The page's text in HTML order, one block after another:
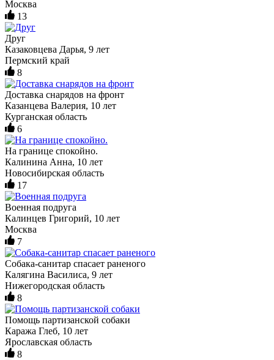
Москва
13
Друг
Казаковцева Дарья, 9 лет
Пермский край
8
Доставка снарядов на фронт
Казанцева Валерия, 10 лет
Курганская область
6
На границе спокойно.
Калинина Анна, 10 лет
Новосибирская область
17
Военная подруга
Калинцев Григорий, 10 лет
Москва
7
Собака-санитар спасает раненого
Калягина Василиса, 9 лет
Нижегородская область
8
Помощь партизанской собаки
Каража Глеб, 10 лет
Ярославская область
8